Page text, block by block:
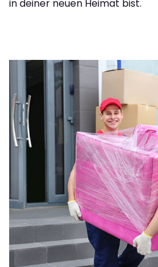
in deiner neuen Heimat bist.